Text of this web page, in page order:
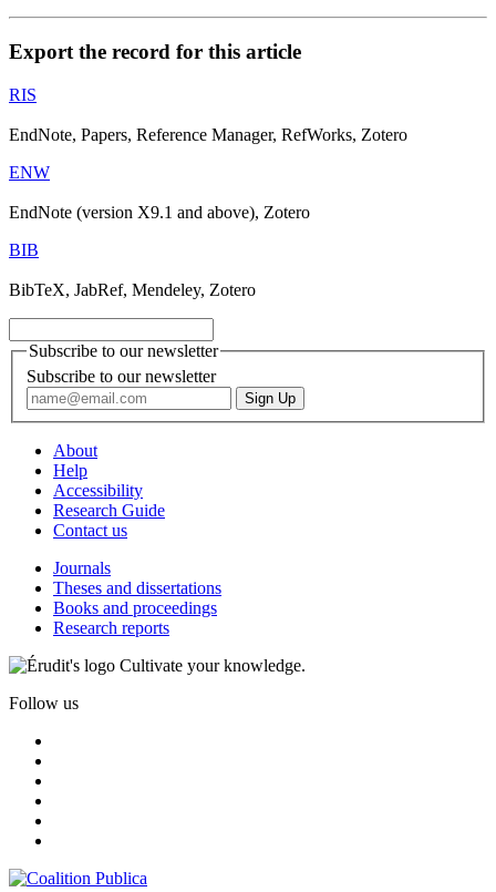
Export the record for this article
RIS
EndNote, Papers, Reference Manager, RefWorks, Zotero
ENW
EndNote (version X9.1 and above), Zotero
BIB
BibTeX, JabRef, Mendeley, Zotero
Subscribe to our newsletter
Subscribe to our newsletter
About
Help
Accessibility
Research Guide
Contact us
Journals
Theses and dissertations
Books and proceedings
Research reports
Cultivate your knowledge.
Follow us